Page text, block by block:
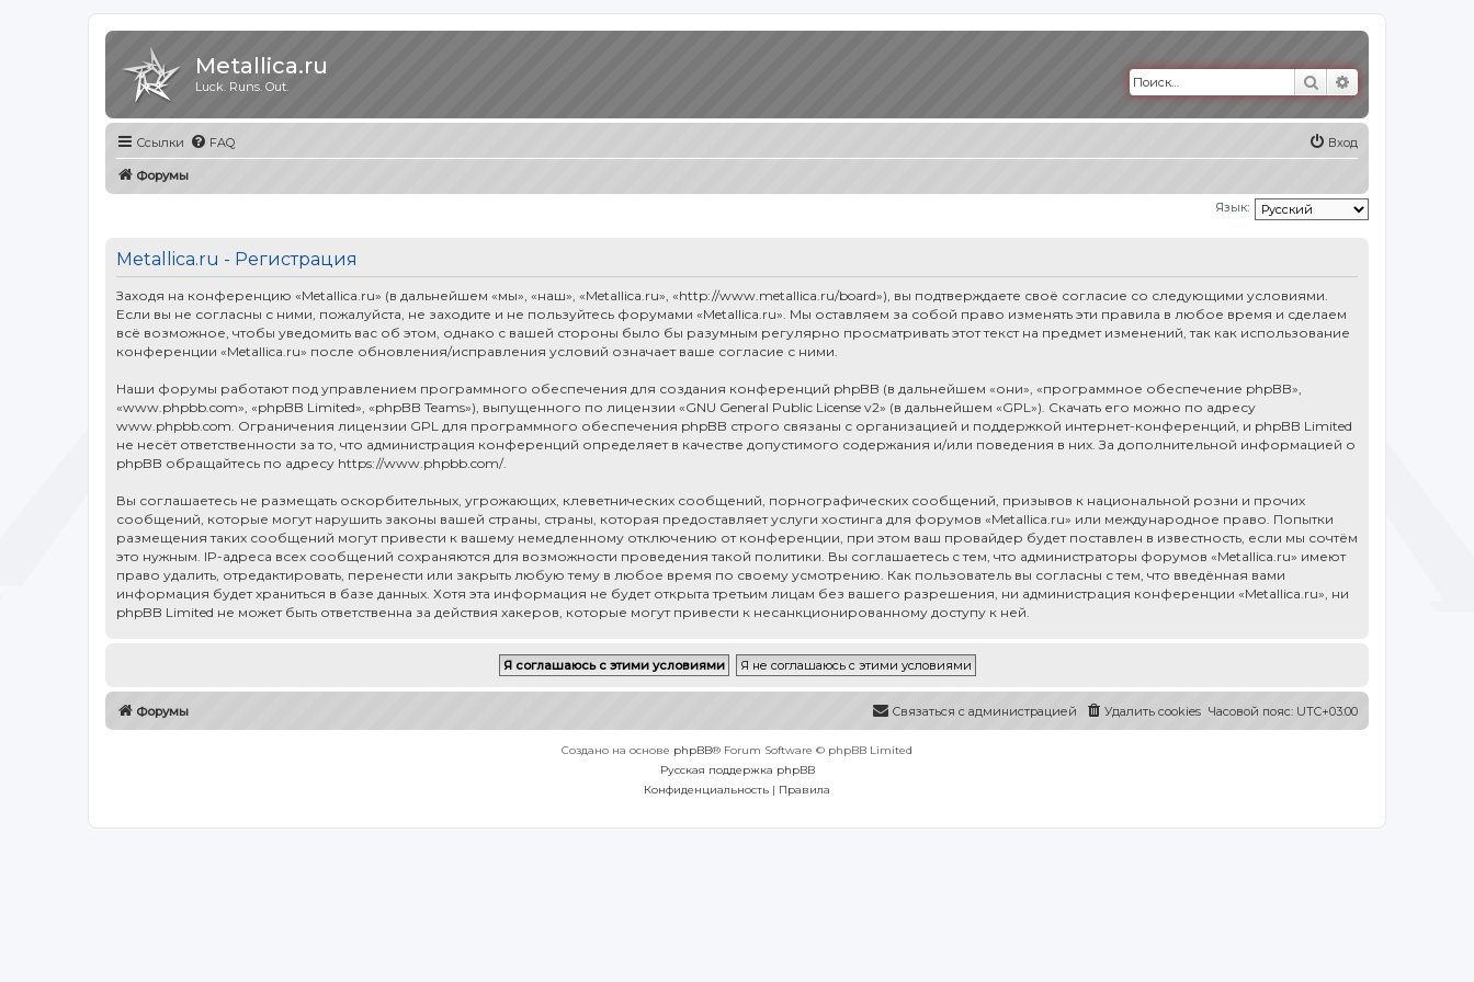
Metallica.ru
Luck. Runs. Out. Поиск
Ссылки FAQ Вход
Форумы
Язык:
Metallica.ru - Регистрация
Заходя на конференцию «Metallica.ru» (в дальнейшем «мы», «наш», «Metallica.ru», «http://www.metallica.ru/board»), вы подтверждаете своё согласие со следующими условиями.
Если вы не согласны с ними, пожалуйста, не заходите и не пользуйтесь форумами «Metallica.ru». Мы оставляем за собой право изменять эти правила в любое время и сделаем
всё возможное, чтобы уведомить вас об этом, однако с вашей стороны было бы разумным регулярно просматривать этот текст на предмет изменений, так как использование
конференции «Metallica.ru» после обновления/исправления условий означает ваше согласие с ними.
Наши форумы работают под управлением программного обеспечения для создания конференций phpBB (в дальнейшем «они», «программное обеспечение phpBB»,
«www.phpbb.com», «phpBB Limited», «phpBB Teams»), выпущенного по лицензии «GNU General Public License v2» (в дальнейшем «GPL»). Скачать его можно по адресу
www.phpbb.com. Ограничения лицензии GPL для программного обеспечения phpBB строго связаны с организацией и поддержкой интернет-конференций, и phpBB Limited
не несёт ответственности за то, что администрация конференций определяет в качестве допустимого содержания и/или поведения в них. За дополнительной информацией о
phpBB обращайтесь по адресу https://www.phpbb.com/.
Вы соглашаетесь не размещать оскорбительных, угрожающих, клеветнических сообщений, порнографических сообщений, призывов к национальной розни и прочих
сообщений, которые могут нарушить законы вашей страны, страны, которая предоставляет услуги хостинга для форумов «Metallica.ru» или международное право. Попытки
размещения таких сообщений могут привести к вашему немедленному отключению от конференции, при этом ваш провайдер будет поставлен в известность, если мы сочтём
это нужным. IP-адреса всех сообщений сохраняются для возможности проведения такой политики. Вы соглашаетесь с тем, что администраторы форумов «Metallica.ru» имеют
право удалить, отредактировать, перенести или закрыть любую тему в любое время по своему усмотрению. Как пользователь вы согласны с тем, что введённая вами
информация будет храниться в базе данных. Хотя эта информация не будет открыта третьим лицам без вашего разрешения, ни администрация конференции «Metallica.ru», ни
phpBB Limited не может быть ответственна за действия хакеров, которые могут привести к несанкционированному доступу к ней.
Форумы Часовой пояс: UTC+03:00
Удалить cookies
Связаться с администрацией
Создано на основе phpBB® Forum Software © phpBB Limited
Русская поддержка phpBB
Конфиденциальность | Правила